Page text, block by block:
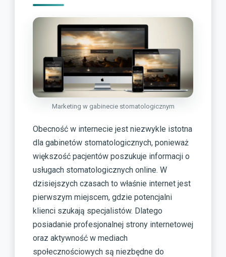
Marketing w gabinecie stomatologicznym
Obecność w internecie jest niezwykle istotna
dla gabinetów stomatologicznych, ponieważ
większość pacjentów poszukuje informacji o
usługach stomatologicznych online. W
dzisiejszych czasach to właśnie internet jest
pierwszym miejscem, gdzie potencjalni
klienci szukają specjalistów. Dlatego
posiadanie profesjonalnej strony internetowej
oraz aktywność w mediach
społecznościowych są niezbędne do